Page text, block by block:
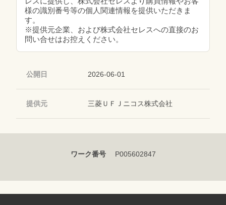
様の識別番号等の個人関連情報を提供いただきま
す。
※提供元企業、および株式会社セレスへの直接のお
問い合せはお控えください。
公開日 2026-06-01
提供元 三菱ＵＦＪニコス株式会社
ワーク番号 P005602847